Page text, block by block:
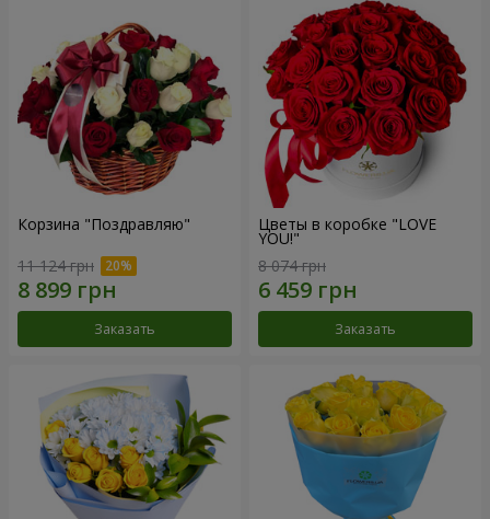
Корзина "Поздравляю"
11 124 грн
Заказать
Цветы в коробке "LOVE
YOU!"
8 074 грн
Заказать